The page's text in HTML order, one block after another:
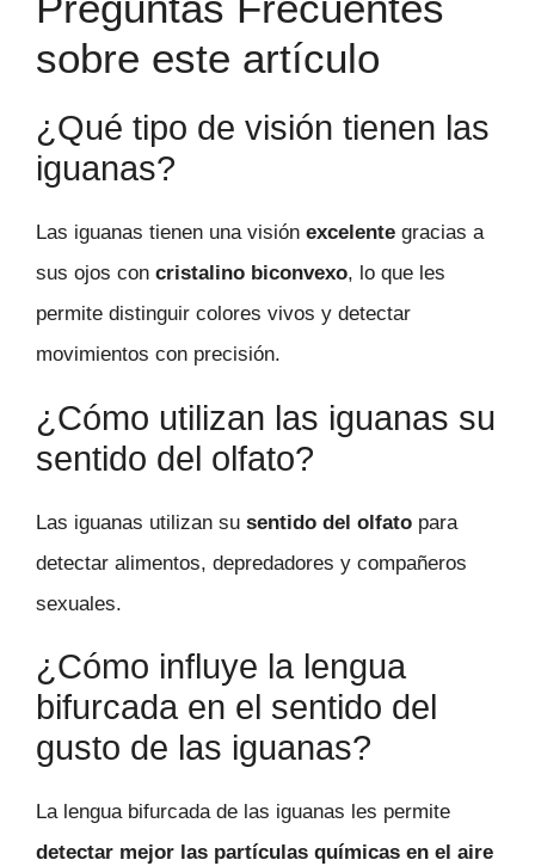
sobre este artículo
¿Qué tipo de visión tienen las
iguanas?
Las iguanas tienen una visión excelente gracias a
sus ojos con cristalino biconvexo, lo que les
permite distinguir colores vivos y detectar
movimientos con precisión.
¿Cómo utilizan las iguanas su
sentido del olfato?
Las iguanas utilizan su sentido del olfato para
detectar alimentos, depredadores y compañeros
sexuales.
¿Cómo influye la lengua
bifurcada en el sentido del
gusto de las iguanas?
La lengua bifurcada de las iguanas les permite
detectar mejor las partículas químicas en el aire